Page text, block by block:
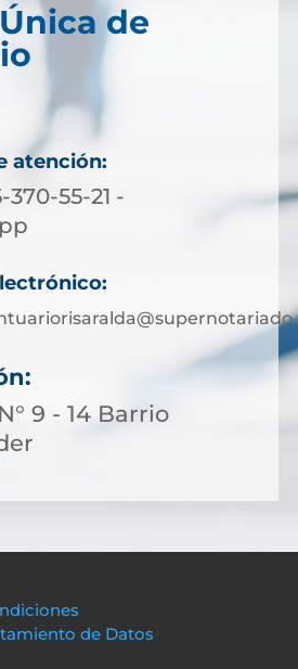
de
atención:
370-55-21 -
9 - 14 Barrio
de Datos